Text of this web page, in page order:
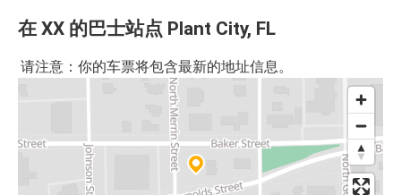
在 XX 的巴士站点 Plant City, FL
请注意：你的车票将包含最新的地址信息。